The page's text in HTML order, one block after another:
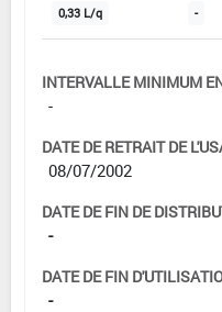
0,33 L/q -
INTERVALLE MINIMUM
-
DATE DE RETRAIT DE
08/07/2002
DATE DE FIN DE
-
DATE DE FIN
-